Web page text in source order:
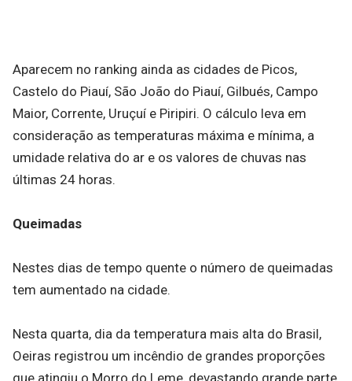
Aparecem no ranking ainda as cidades de Picos,
Castelo do Piauí, São João do Piauí, Gilbués, Campo
Maior, Corrente, Uruçuí e Piripiri. O cálculo leva em
consideração as temperaturas máxima e mínima, a
umidade relativa do ar e os valores de chuvas nas
últimas 24 horas.
Queimadas
Nestes dias de tempo quente o número de queimadas
tem aumentado na cidade.
Nesta quarta, dia da temperatura mais alta do Brasil,
Oeiras registrou um incêndio de grandes proporções
que atingiu o Morro do Leme, devastando grande parte